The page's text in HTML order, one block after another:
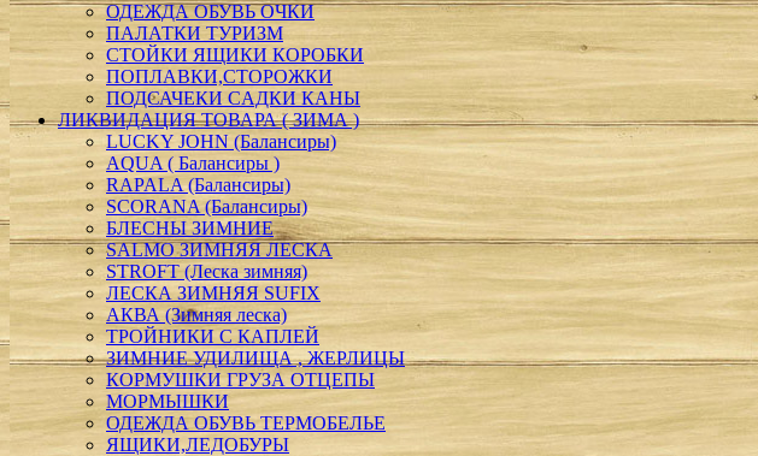
ОДЕЖДА ОБУВЬ ОЧКИ
ПАЛАТКИ ТУРИЗМ
СТОЙКИ ЯЩИКИ КОРОБКИ
ПОПЛАВКИ,СТОРОЖКИ
ПОДСАЧЕКИ CАДКИ КАНЫ
ЛИКВИДАЦИЯ ТОВАРА ( ЗИМА )
LUCKY JOHN (Балансиры)
AQUA ( Балансиры )
RAPALA (Балансиры)
SCORANA (Балансиры)
БЛЕСНЫ ЗИМНИЕ
SALMO ЗИМНЯЯ ЛЕСКА
STROFT (Леска зимняя)
ЛЕСКА ЗИМНЯЯ SUFIX
АКВА (Зимняя леска)
ТРОЙНИКИ С КАПЛЕЙ
ЗИМНИЕ УДИЛИЩА , ЖЕРЛИЦЫ
КОРМУШКИ ГРУЗА ОТЦЕПЫ
МОРМЫШКИ
ОДЕЖДА ОБУВЬ ТЕРМОБЕЛЬЕ
ЯЩИКИ,ЛЕДОБУРЫ